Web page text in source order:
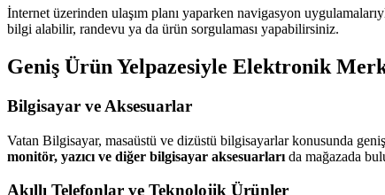
İnternet üzerinden ulaşım planı yaparken navigasyon
bilgi alabilir, randevu ya da ürün sorgulaması yapabilirsiniz.
Geniş Ürün Yelpazesiyle Elektronik
Bilgisayar ve Aksesuarlar
Vatan Bilgisayar, masaüstü ve dizüstü bilgisayarlar konusunda
monitör, yazıcı ve diğer bilgisayar aksesuarları da mağazada
Akıllı Telefonlar ve Teknolojik Ürünler